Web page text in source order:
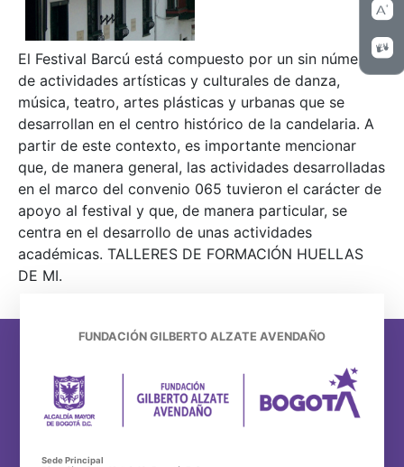
El Festival Barcú está compuesto por un sin número
de actividades artísticas y culturales de danza,
música, teatro, artes plásticas y urbanas que se
desarrollan en el centro histórico de la candelaria. A
partir de este contexto, es importante mencionar
que, de manera general, las actividades desarrolladas
en el marco del convenio 065 tuvieron el carácter de
apoyo al festival y que, de manera particular, se
centra en el desarrollo de unas actividades
académicas. TALLERES DE FORMACIÓN HUELLAS
DE MI.
FUNDACIÓN GILBERTO ALZATE AVENDAÑO
Sede Principal